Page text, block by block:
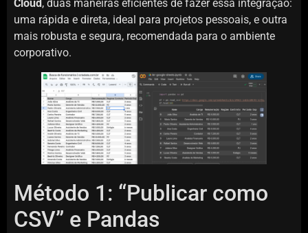
Cloud , duas maneiras eficientes de fazer essa integração:
uma rápida e direta, ideal para projetos pessoais, e outra
mais robusta e segura, recomendada para o ambiente
corporativo.
Método 1: “Publicar como
CSV” e Pandas